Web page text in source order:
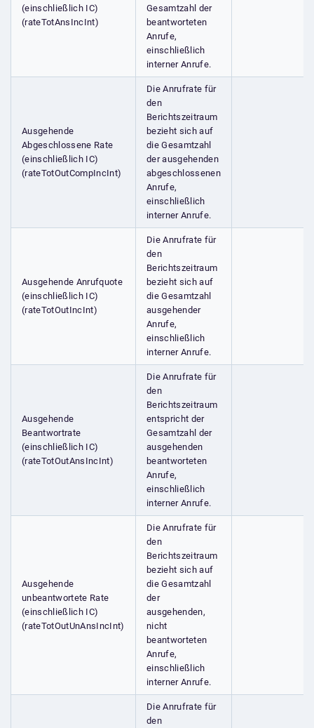
(einschließlich IC)
(rateTotAnsIncInt)
Gesamtzahl der
beantworteten
Anrufe,
einschließlich
interner Anrufe.
Ausgehende
Abgeschlossene Rate
(einschließlich IC)
(rateTotOutCompIncInt)
Die Anrufrate für
den
Berichtszeitraum
bezieht sich auf
die Gesamtzahl
der ausgehenden
abgeschlossenen
Anrufe,
einschließlich
interner Anrufe.
Ausgehende Anrufquote
(einschließlich IC)
(rateTotOutIncInt)
Die Anrufrate für
den
Berichtszeitraum
bezieht sich auf
die Gesamtzahl
ausgehender
Anrufe,
einschließlich
interner Anrufe.
Ausgehende
Beantwortrate
(einschließlich IC)
(rateTotOutAnsIncInt)
Die Anrufrate für
den
Berichtszeitraum
entspricht der
Gesamtzahl der
ausgehenden
beantworteten
Anrufe,
einschließlich
interner Anrufe.
Ausgehende
unbeantwortete Rate
(einschließlich IC)
(rateTotOutUnAnsIncInt)
Die Anrufrate für
den
Berichtszeitraum
bezieht sich auf
die Gesamtzahl
der
ausgehenden,
nicht
beantworteten
Anrufe,
einschließlich
interner Anrufe.
Die Anrufrate für
den